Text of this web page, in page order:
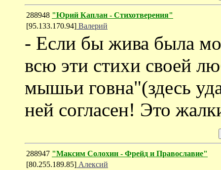
288948 "Юрий Каплан - Cтихотверения"
[95.133.170.94] Валерий
- Если бы жива была
всю эти стихи своей
мышьи говна"(здесь
ней согласен! Это
288947 "Максим Солохин - Фрейд и Православие"
[80.255.189.85] Алексий